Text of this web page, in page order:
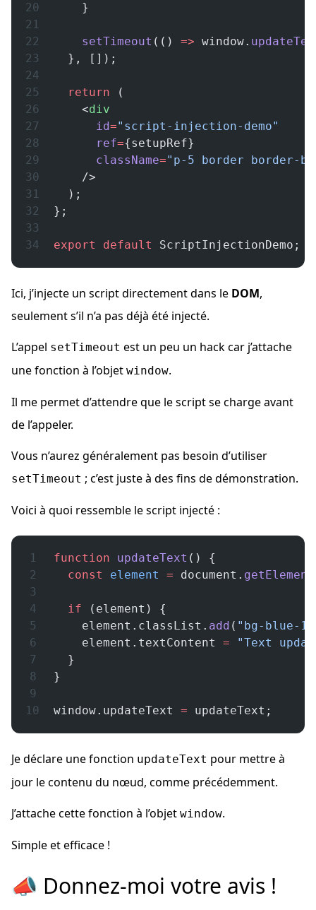
    }
    setTimeout
(() => window.
  }, []);
  return
(
    <
div
      id
="script-injection-demo"
      ref
={setupRef}
      className
="p-5 border border-
    />
  );
};
export default ScriptInjectionDemo;
Ici, j’injecte un script directement dans le DOM,
seulement s’il n’a pas déjà été injecté.
L’appel setTimeout est un peu un hack car j’attache
une fonction à l’objet window.
Il me permet d’attendre que le script se charge avant
de l’appeler.
Vous n’aurez généralement pas besoin d’utiliser
setTimeout ; c’est juste à des fins de démonstration.
Voici à quoi ressemble le script injecté :
function updateText () {
  const
element = document.
  if
(element) {
    element.classList.
add ( "bg-blue-
    element.textContent
= "Text
  }
}
window.updateText = updateText;
Je déclare une fonction updateText pour mettre à
jour le contenu du nœud, comme précédemment.
J’attache cette fonction à l’objet window.
Simple et efficace !
📣 Donnez-moi votre avis !